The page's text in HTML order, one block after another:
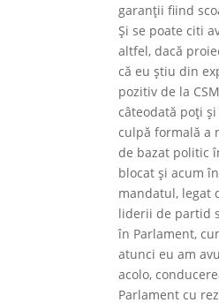
garanţii fiind
Şi se poate citi
altfel, dacă
că eu ştiu din
pozitiv de la
câteodată poţi
culpă formală a
de bazat politic
blocat şi acum
mandatul, legat
liderii de partid
în Parlament,
atunci eu am
acolo,
Parlament cu